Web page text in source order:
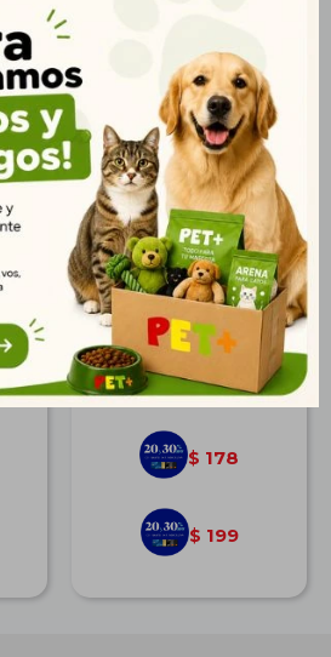
te pueden interesar
Otopack 50 ml
246
$ 178
$ 199